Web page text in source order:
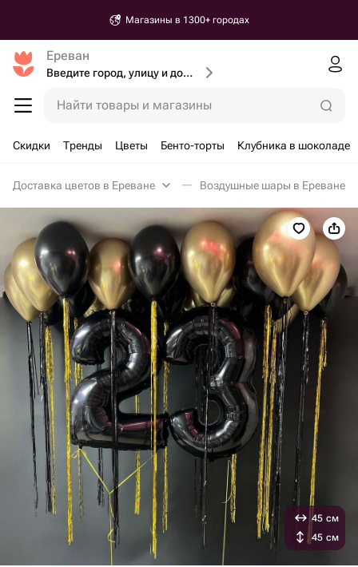
Магазины в 1300+ городах
Ереван
Введите город, улицу и дом доставки
Найти товары и магазины
Скидки Тренды Цветы Бенто-торты Клубника в шоколаде
Доставка цветов в Ереване Воздушные шары в Ереване
45 см
45 см